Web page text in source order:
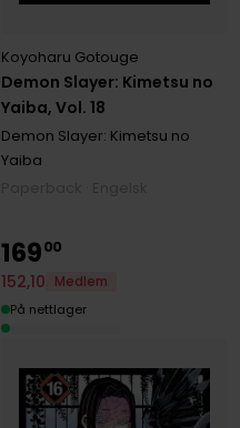
Demon Slayer: Kimetsu no
Yaiba, Vol. 18
Koyoharu Gotouge
Demon Slayer: Kimetsu no
Yaiba
16900
152,10
Medlem
På nettlager